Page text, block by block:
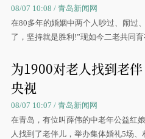
08/07 10:08 / 青岛新闻网
在80多年的婚姻中两个人吵过、闹过
了，坚持就是胜利!”现如今二老共同
为1900对老人找到老
央视
08/07 10:07 / 青岛新闻网
在青岛，有位叫薛伟的中老年公益红
人找到了老伴儿，举办集体婚礼5场